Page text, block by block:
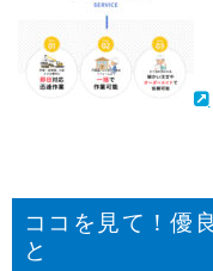
ココを見て！優
と